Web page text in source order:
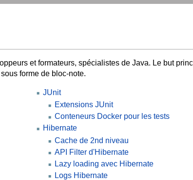
et formateurs, spécialistes de Java. Le but
forme de bloc-note.
JUnit
Extensions JUnit
Conteneurs Docker pour les tests
Hibernate
Cache de 2nd niveau
API Filter d'Hibernate
Lazy loading avec Hibernate
Logs Hibernate